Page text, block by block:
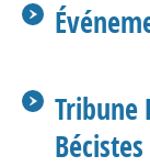
Tribune
Bécistes